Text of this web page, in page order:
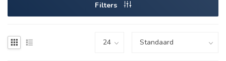
Filters